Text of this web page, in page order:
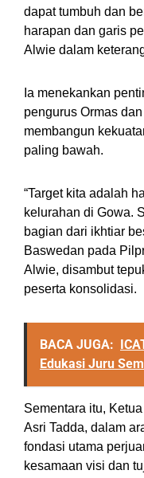
dapat tumbuh dan
harapan dan garis
Alwie dalam
Ia menekankan
pengurus Ormas
membangun
paling bawah.
“Target kita adalah
kelurahan di Gowa.
bagian dari ikhtiar
Baswedan pada
Alwie, disambut
peserta konsolidasi.
BACA JUGA:
Edukasi Juru
Sementara itu,
Asri Tadda, dalam
fondasi utama
kesamaan visi dan